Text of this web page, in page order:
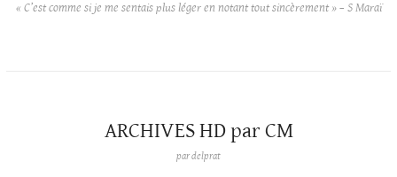
« C’est comme si je me sentais plus léger en notant tout sincèrement » – S Maraï
ARCHIVES HD par CM
pardelprat